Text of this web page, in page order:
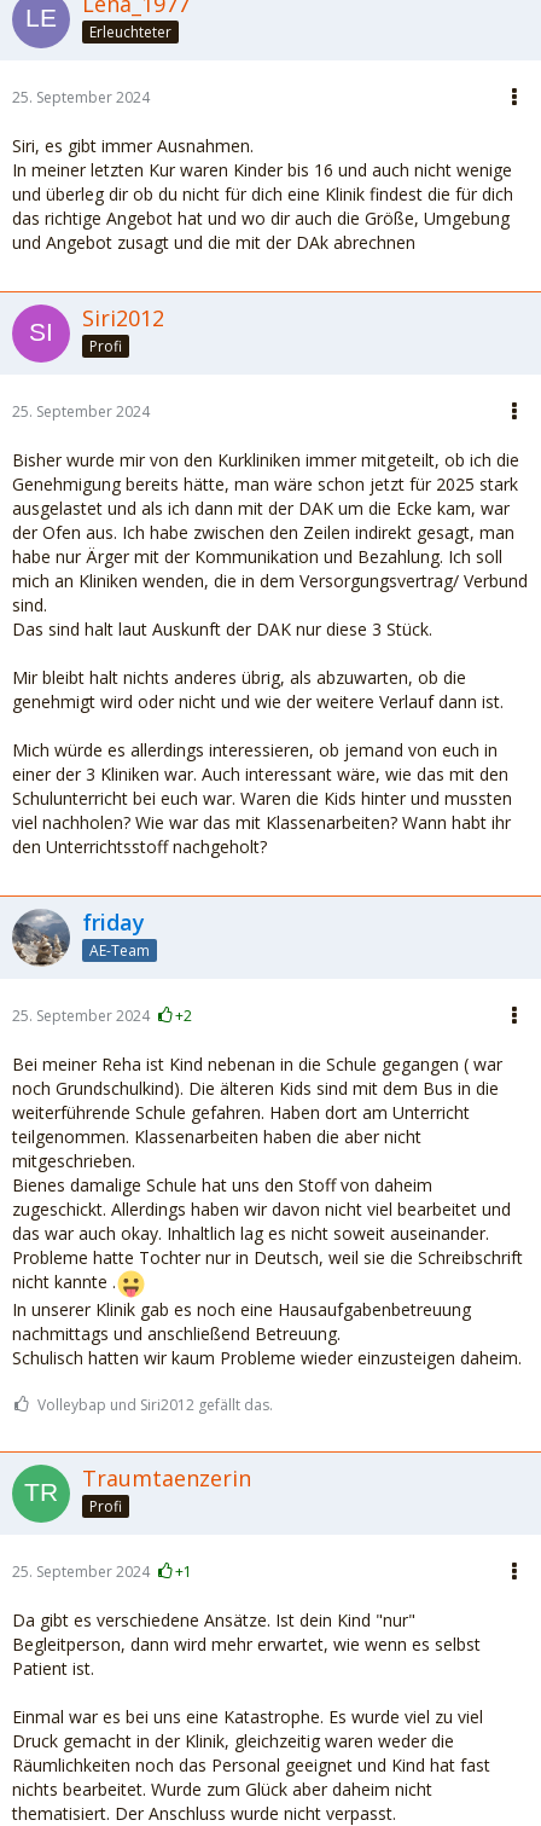
Erleuchteter
25. September 2024
Siri, es gibt immer Ausnahmen.
In meiner letzten Kur waren Kinder bis 16 und auch nicht wenige
und überleg dir ob du nicht für dich eine Klinik findest die für dich
das richtige Angebot hat und wo dir auch die Größe, Umgebung
und Angebot zusagt und die mit der DAk abrechnen
Siri2012
Profi
25. September 2024
Bisher wurde mir von den Kurkliniken immer mitgeteilt, ob ich die
Genehmigung bereits hätte, man wäre schon jetzt für 2025 stark
ausgelastet und als ich dann mit der DAK um die Ecke kam, war
der Ofen aus. Ich habe zwischen den Zeilen indirekt gesagt, man
habe nur Ärger mit der Kommunikation und Bezahlung. Ich soll
mich an Kliniken wenden, die in dem Versorgungsvertrag/ Verbund
sind.
Das sind halt laut Auskunft der DAK nur diese 3 Stück.
Mir bleibt halt nichts anderes übrig, als abzuwarten, ob die
genehmigt wird oder nicht und wie der weitere Verlauf dann ist.
Mich würde es allerdings interessieren, ob jemand von euch in
einer der 3 Kliniken war. Auch interessant wäre, wie das mit den
Schulunterricht bei euch war. Waren die Kids hinter und mussten
viel nachholen? Wie war das mit Klassenarbeiten? Wann habt ihr
den Unterrichtsstoff nachgeholt?
friday
AE-Team
25. September 2024 +2
Bei meiner Reha ist Kind nebenan in die Schule gegangen ( war
noch Grundschulkind). Die älteren Kids sind mit dem Bus in die
weiterführende Schule gefahren. Haben dort am Unterricht
teilgenommen. Klassenarbeiten haben die aber nicht
mitgeschrieben.
Bienes damalige Schule hat uns den Stoff von daheim
zugeschickt. Allerdings haben wir davon nicht viel bearbeitet und
das war auch okay. Inhaltlich lag es nicht soweit auseinander.
Probleme hatte Tochter nur in Deutsch, weil sie die Schreibschrift
nicht kannte .
In unserer Klinik gab es noch eine Hausaufgabenbetreuung
nachmittags und anschließend Betreuung.
Schulisch hatten wir kaum Probleme wieder einzusteigen daheim.
Volleybap und Siri2012 gefällt das.
Traumtaenzerin
Profi
25. September 2024 +1
Da gibt es verschiedene Ansätze. Ist dein Kind "nur"
Begleitperson, dann wird mehr erwartet, wie wenn es selbst
Patient ist.
Einmal war es bei uns eine Katastrophe. Es wurde viel zu viel
Druck gemacht in der Klinik, gleichzeitig waren weder die
Räumlichkeiten noch das Personal geeignet und Kind hat fast
nichts bearbeitet. Wurde zum Glück aber daheim nicht
thematisiert. Der Anschluss wurde nicht verpasst.